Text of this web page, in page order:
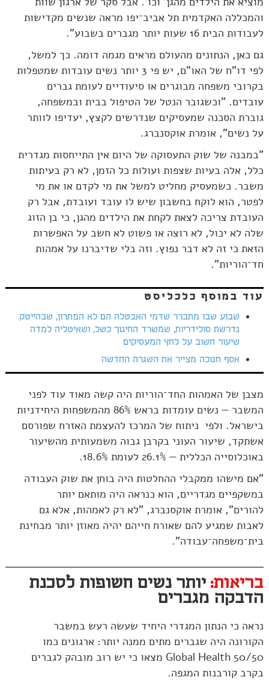
והמכללה האקדמית תל אביב־יפו מראה שנשים מקדישות
לעבודות הבית 16 שעות יותר מגברים בשבוע".
גם כאן, הנתונים מהעולם מראים מגמה דומה. כך למשל,
לפי דו"ח של האו"ם, יש פי 3 יותר נשים עובדות שמטפלות
בקרובי משפחה מבוגרים או סיעודיים לעומת גברים
עובדים. "וכשגובר הנטל של הטיפול בבית ובמשפחה,
גוברת הסכנה שמעסיקים שנדרשים לקצץ, יעדיפו לוותר
על נשים", אומרת אוקסנברג.
"במבנה של שוק התעסוקה של היום אין התייחסות מגדרית
כלל, אלה בעיות שצפות ועולות כל הזמן, לא רק בעיתות
משבר. כשמעסיק מחליט למשל את מי לקדם או את מי
לפטר, הוא לוקח בחשבון שיש לו עובד ועובדת, אבל רק
העובדת צריכה לצאת לקחת את הילדים מהגן, כי בן הזוג
שלה לא יכול, לא רוצה או פשוט לא חשב על האפשרות
הזאת כי זה לא דבר נפוץ. וזה בלי שדיברנו על אמהות
חד־הוריות".
עוד במוסף כלכליסט
שבוע שבו מתברר שדמי האבטלה הם לא הפתרון, שבהייטק
נדרשת סולידריות, שמשרד החינוך כשל, ושאיטליה למדה
שיעור חשוב על לחץ המעסיקים
אסף חנוכה מצייר את השגרה החדשה
מצבן של האמהות החד־הוריות היה קשה מאוד עוד לפני
המשבר — נשים עומדות בראש 86% מהמשפחות היחידניות
בישראל. ולפי ניתוח של המרכז להעצמת האזרח שפורסם
אשתקד, שיעור העוני בקרבן גבוה משמעותית מהשיעור
באוכלוסייה הכללית — 26.1% לעומת 18.6%.
"אם מישהו ממקבלי ההחלטות היה בוחן את שוק העבודה
במשקפיים מגדריים, הוא כנראה היה מותאם יותר
להורים", אומרת אוקסנברג, "לא רק לאמהות, אלא גם
לאבות שמגיע להם שאורח חייהם יהיה מאוזן יותר מבחינת
בית־משפחה־עבודה".
בריאות: יותר נשים חשופות לסכנת
הדבקה מגברים
נראה כי הנתון המגדרי היחיד שעשה רעש במשבר
הקורונה היה שגברים מתים ממנה יותר: ארגונים כמו
Global Health 50/50 מצאו כי יש רוב מובהק לגברים
בקרב קורבנות המגפה.